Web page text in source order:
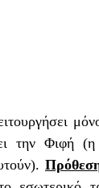
την Φιφή (η